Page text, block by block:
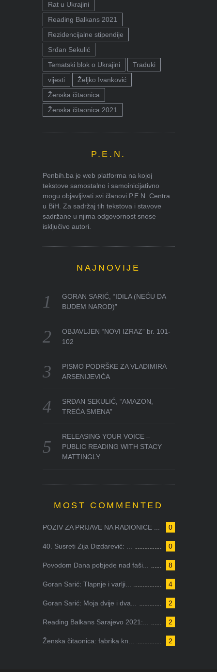
Rat u Ukrajini
Reading Balkans 2021
Rezidencijalne stipendije
Srđan Sekulić
Tematski blok o Ukrajini
Traduki
vijesti
Željko Ivanković
Ženska čitaonica
Ženska čitaonica 2021
P.E.N.
Penbih.ba je web platforma na kojoj
tekstove samostalno i samoinicijativno
mogu objavljivati svi članovi P.E.N. Centra
u BiH. Za sadržaj tih tekstova i stavove
sadržane u njima odgovornost snose
isključivo autori.
NAJNOVIJE
GORAN SARIĆ, “IDILA (NEĆU DA
BUDEM NAROD)”
OBJAVLJEN “NOVI IZRAZ” br. 101-
102
PISMO PODRŠKE ZA VLADIMIRA
ARSENIJEVIĆA
SRĐAN SEKULIĆ, “AMAZON,
TREĆA SMENA”
RELEASING YOUR VOICE –
PUBLIC READING WITH STACY
MATTINGLY
MOST COMMENTED
0
POZIV ZA PRIJAVE NA RADIONICE ...
0
40. Susreti Zija Dizdarević: ...
8
Povodom Dana pobjede nad faši...
4
Goran Sarić: Tlapnje i varlji...
2
Goran Sarić: Moja dvije i dva...
2
Reading Balkans Sarajevo 2021:...
2
Ženska čitaonica: fabrika kn...